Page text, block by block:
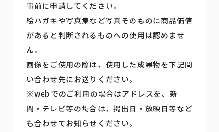
事前に申請してください。
絵ハガキや写真集など写真そのものに商品価値
があると判断されるものへの使用は認めませ
ん。
画像をご使用の際は、使用した成果物を下記問
い合わせ先にお送りください。
※webでのご利用の場合はアドレスを、新
聞・テレビ等の場合は、掲出日・放映日等など
も合わせてお知らせください。